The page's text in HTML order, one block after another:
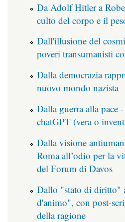
Da Adolf Hitler a
culto del corpo e il
Dall'illusione del
poveri transumanisti
Dalla democrazia
nuovo mondo nazista
Dalla guerra alla pace
chatGPT (vera o
Dalla visione
Roma all’odio per la
del Forum di Davos
Dallo "stato di diritto"
d'animo", con post-
della ragione